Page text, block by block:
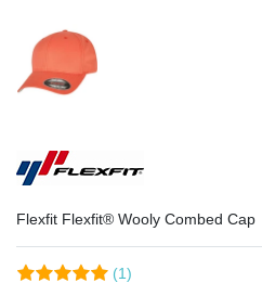
Flexfit Flexfit® Wooly Combed Cap
(1)